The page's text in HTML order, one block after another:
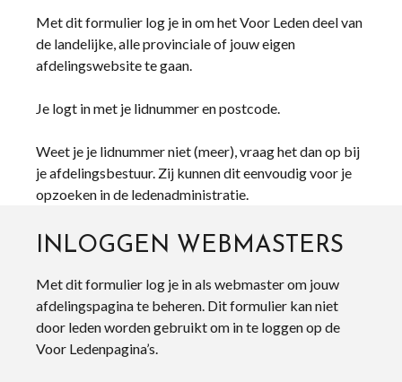
Met dit formulier log je in om het Voor Leden deel van
de landelijke, alle provinciale of jouw eigen
afdelingswebsite te gaan.
Je logt in met je lidnummer en postcode.
Weet je je lidnummer niet (meer), vraag het dan op bij
je afdelingsbestuur. Zij kunnen dit eenvoudig voor je
opzoeken in de ledenadministratie.
INLOGGEN WEBMASTERS
Met dit formulier log je in als webmaster om jouw
afdelingspagina te beheren. Dit formulier kan niet
door leden worden gebruikt om in te loggen op de
Voor Ledenpagina’s.